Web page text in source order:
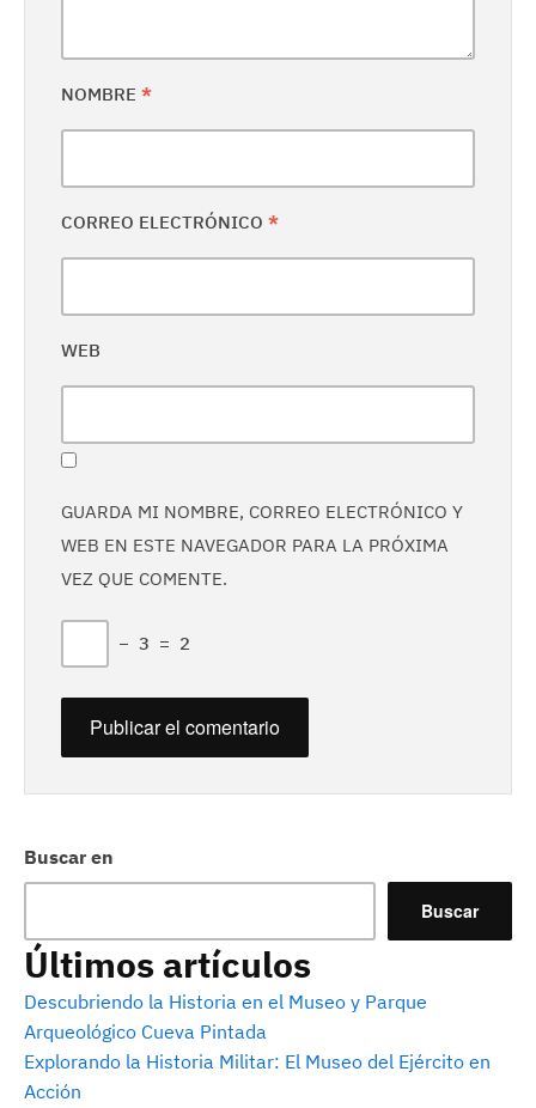
Buscar en
Buscar
Últimos artículos
Descubriendo la Historia en el Museo y Parque
Arqueológico Cueva Pintada
Explorando la Historia Militar: El Museo del Ejército en
Acción
NOMBRE *
CORREO ELECTRÓNICO *
WEB
GUARDA MI NOMBRE, CORREO ELECTRÓNICO Y
WEB EN ESTE NAVEGADOR PARA LA PRÓXIMA
VEZ QUE COMENTE.
− 3 = 2